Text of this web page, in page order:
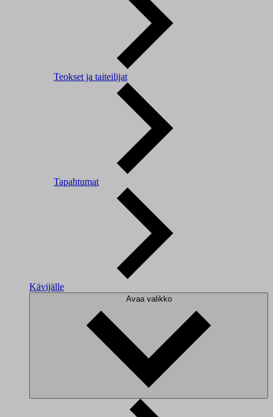
Teokset ja taiteilijat
Tapahtumat
Kävijälle
Avaa valikko